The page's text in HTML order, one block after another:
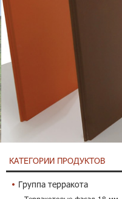
КАТЕГОРИИ ПРОДУКТОВ
Группа терракота